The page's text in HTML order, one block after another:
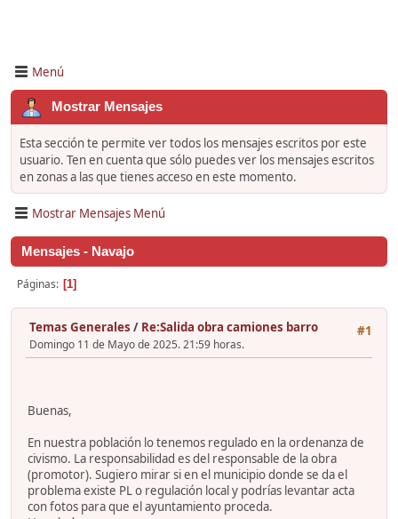
Menú
Mostrar Mensajes
Esta sección te permite ver todos los mensajes escritos por este
usuario. Ten en cuenta que sólo puedes ver los mensajes escritos
en zonas a las que tienes acceso en este momento.
Mostrar Mensajes Menú
Mensajes - Navajo
Páginas 1
#1
Temas Generales / Re:Salida obra camiones barro
Domingo 11 de Mayo de 2025. 21:59 horas.
Buenas,
En nuestra población lo tenemos regulado en la ordenanza de
civismo. La responsabilidad es del responsable de la obra
(promotor). Sugiero mirar si en el municipio donde se da el
problema existe PL o regulación local y podrías levantar acta
con fotos para que el ayuntamiento proceda.